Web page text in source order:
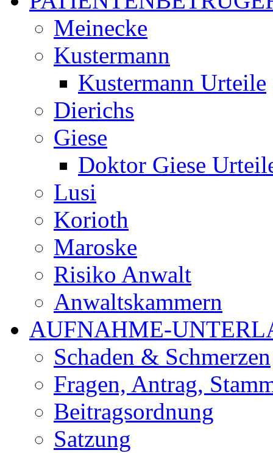
Meinecke
Kustermann
Kustermann Urteile
Dierichs
Giese
Doktor Giese
Lusi
Korioth
Maroske
Risiko Anwalt
Anwaltskammern
AUFNAHME-
Schaden & Schmerzen
Fragen, Antrag,
Beitragsordnung
Satzung